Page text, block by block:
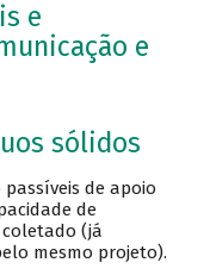
e
e
sólidos
de apoio
de
(já
mesmo projeto).